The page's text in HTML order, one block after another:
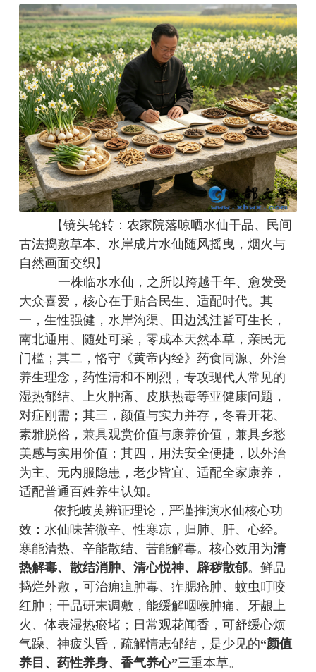
【镜头轮转：农家院落晾晒水仙干品、民间
古法捣敷草本、水岸成片水仙随风摇曳，烟火与
自然画面交织】
一株临水水仙，之所以跨越千年、愈发受
大众喜爱，核心在于贴合民生、适配时代。其
一，生性强健，水岸沟渠、田边浅洼皆可生长，
南北通用、随处可采，零成本天然本草，亲民无
门槛；其二，恪守《黄帝内经》药食同源、外治
养生理念，药性清和不刚烈，专攻现代人常见的
湿热郁结、上火肿痛、皮肤热毒等亚健康问题，
对症刚需；其三，颜值与实力并存，冬春开花、
素雅脱俗，兼具观赏价值与康养价值，兼具乡愁
美感与实用价值；其四，用法安全便捷，以外治
为主、无内服隐患，老少皆宜、适配全家康养，
适配普通百姓养生认知。
依托岐黄辨证理论，严谨推演水仙核心功
效：水仙味苦微辛、性寒凉，归肺、肝、心经。
寒能清热、辛能散结、苦能解毒。核心效用为清
热解毒、散结消肿、清心悦神、辟秽散郁。鲜品
捣烂外敷，可治痈疽肿毒、痄腮疮肿、蚊虫叮咬
红肿；干品研末调敷，能缓解咽喉肿痛、牙龈上
火、体表湿热瘀堵；日常观花闻香，可舒缓心烦
气躁、神疲头昏，疏解情志郁结，是少见的“颜值
养目、药性养身、香气养心”三重本草。